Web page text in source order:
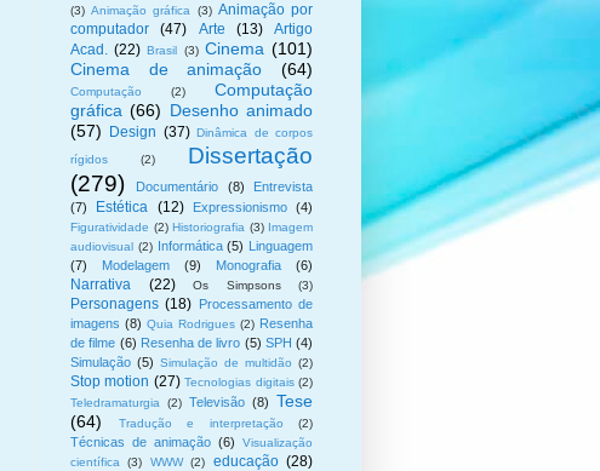
(3) Animação gráfica (3) Animação por
computador
(47) Arte (13)
Artigo
Acad. (22) Brasil (3) Cinema (101)
Cinema de animação
(64)
Computação (2)
Computação
gráfica (66) Desenho animado
(57)
Design (37) Dinâmica de corpos
rígidos
(2)
Dissertação
(279)
Documentário (8)
Entrevista
(7)
Estética (12) Expressionismo (4)
Figuratividade (2) Historiografia (3) Imagem
audiovisual (2) Informática (5) Linguagem
(7)
Modelagem (9) Monografia (6)
Narrativa (22) Os Simpsons (3)
Personagens (18) Processamento de
imagens (8) Quia Rodrigues (2) Resenha
de filme (6) Resenha de livro (5) SPH (4)
Simulação (5) Simulação de multidão (2)
Stop motion (27) Tecnologias digitais (2)
Teledramaturgia
(2) Televisão (8) Tese
(64)
Tradução e interpretação (2)
Técnicas de animação (6)
Visualização
científica
(3) WWW (2) educação (28)